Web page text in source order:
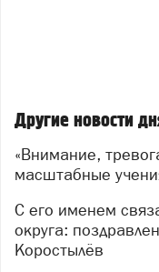
администрации
оборудование,
их готовность к
развернули штаб
контроль периметр
Специалисты
Другие новости
«Внимание, тревога! В Сатке прошли
масштабные
С его именем связано развитие Саткинского
округа:
Коростылёв